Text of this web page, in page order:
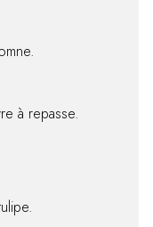
à repasse.